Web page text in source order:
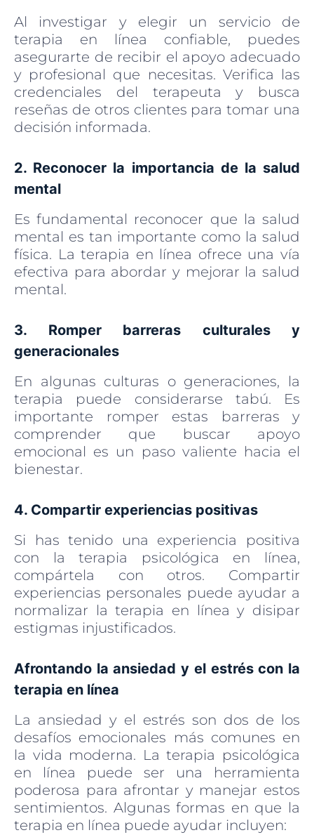
Al investigar y elegir un servicio de
terapia en línea confiable, puedes
asegurarte de recibir el apoyo adecuado
y profesional que necesitas. Verifica las
credenciales del terapeuta y busca
reseñas de otros clientes para tomar una
decisión informada.
2. Reconocer la importancia de la salud
mental
Es fundamental reconocer que la salud
mental es tan importante como la salud
física. La terapia en línea ofrece una vía
efectiva para abordar y mejorar la salud
mental.
3. Romper barreras culturales y
generacionales
En algunas culturas o generaciones, la
terapia puede considerarse tabú. Es
importante romper estas barreras y
comprender que buscar apoyo
emocional es un paso valiente hacia el
bienestar.
4. Compartir experiencias positivas
Si has tenido una experiencia positiva
con la terapia psicológica en línea,
compártela con otros. Compartir
experiencias personales puede ayudar a
normalizar la terapia en línea y disipar
estigmas injustificados.
Afrontando la ansiedad y el estrés con la
terapia en línea
La ansiedad y el estrés son dos de los
desafíos emocionales más comunes en
la vida moderna. La terapia psicológica
en línea puede ser una herramienta
poderosa para afrontar y manejar estos
sentimientos. Algunas formas en que la
terapia en línea puede ayudar incluyen: